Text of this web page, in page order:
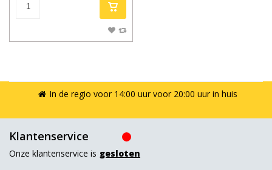
In de regio voor 14:00 uur voor 20:00 uur in huis
Klantenservice
Onze klantenservice is gesloten